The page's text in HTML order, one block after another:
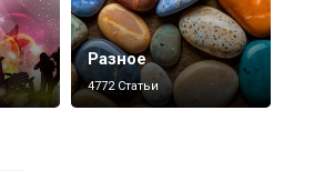
Разное
4772 Статьи